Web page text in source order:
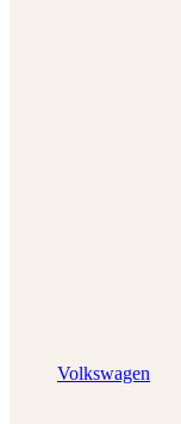
Volkswagen